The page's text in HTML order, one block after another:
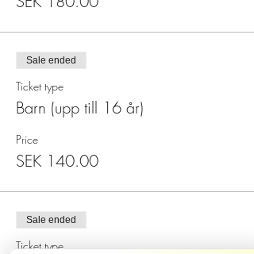
Sale ended
Ticket type
Barn (upp till 16 år)
Price
SEK 140.00
Sale ended
Ticket type